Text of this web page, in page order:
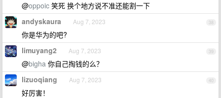
@oppoic 笑死 换个地方说不准还能割一下
38
andyskaura Aug 7, 2023
你是华为的吧?
39
limuyang2 Aug 7, 2023
@bigha 你自己掏钱的么？
40
lizuoqiang Aug 7, 2023
好厉害！